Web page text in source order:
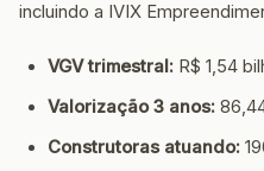
incluindo a IVIX
VGV trimestral: R$ 1,54
Valorização 3 anos:
Construtoras atuando: